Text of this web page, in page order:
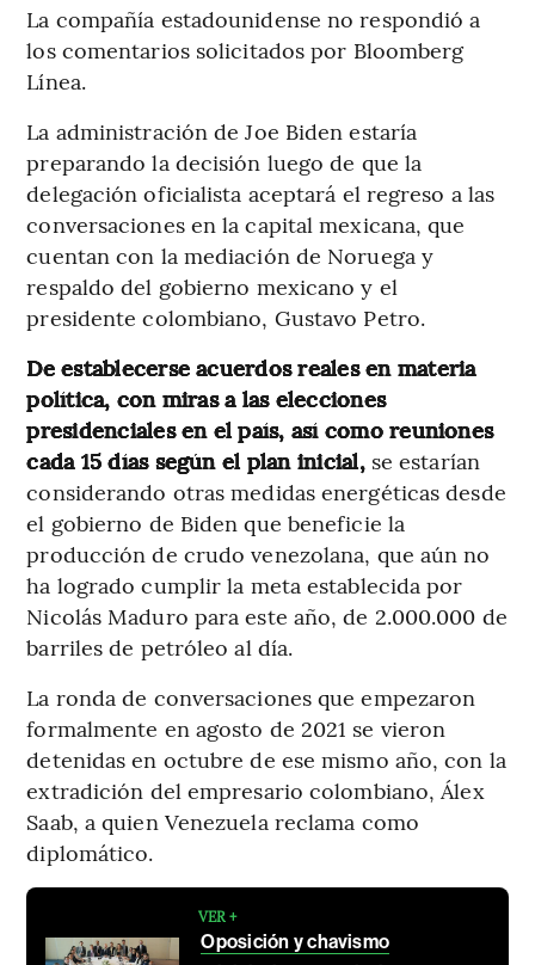
La compañía estadounidense no respondió a
los comentarios solicitados por Bloomberg
Línea.
La administración de Joe Biden estaría
preparando la decisión luego de que la
delegación oficialista aceptará el regreso a las
conversaciones en la capital mexicana, que
cuentan con la mediación de Noruega y
respaldo del gobierno mexicano y el
presidente colombiano, Gustavo Petro.
De establecerse acuerdos reales en materia
política, con miras a las elecciones
presidenciales en el país, así como reuniones
cada 15 días según el plan inicial,se estarían
considerando otras medidas energéticas desde
el gobierno de Biden que beneficie la
producción de crudo venezolana, que aún no
ha logrado cumplir la meta establecida por
Nicolás Maduro para este año, de 2.000.000 de
barriles de petróleo al día.
La ronda de conversaciones que empezaron
formalmente en agosto de 2021 se vieron
detenidas en octubre de ese mismo año, con la
extradición del empresario colombiano, Álex
Saab, a quien Venezuela reclama como
diplomático.
VER +
Oposición y chavismo